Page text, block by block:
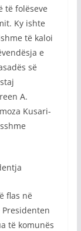
të folëseve
Ky ishte
të kaloi
e
së
A.
Kusari-
flas në
të komunës